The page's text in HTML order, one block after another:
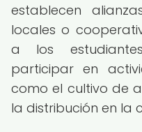
establecen
locales o
a los
participar en
como el cultivo de
la distribución en la